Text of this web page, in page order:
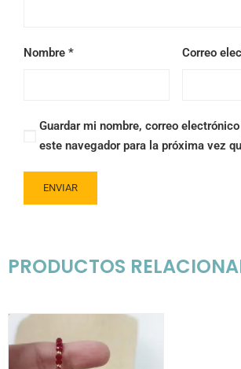
Nombre * Correo
Guardar mi nombre, correo
este navegador para la próxima vez
PRODUCTOS